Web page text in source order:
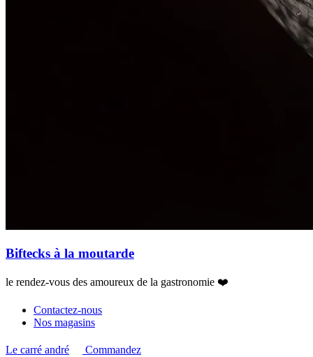
Biftecks à la moutarde
le rendez-vous des amoureux de la gastronomie ❤️
Contactez-nous
Nos magasins
Le carré andré
Commandez